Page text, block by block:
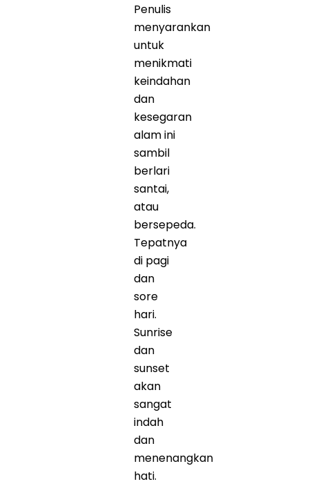
Penulis
menyarankan
untuk
menikmati
keindahan
dan
kesegaran
alam ini
sambil
berlari
santai,
atau
bersepeda.
Tepatnya
di pagi
dan
sore
hari.
Sunrise
dan
sunset
akan
sangat
indah
dan
menenangkan
hati.